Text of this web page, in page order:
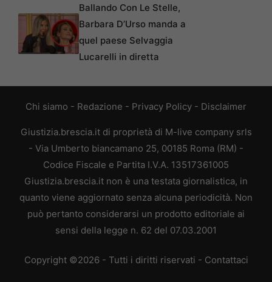
Ballando Con Le Stelle,
Barbara D’Urso manda a
quel paese Selvaggia
Lucarelli in diretta
Chi siamo - Redazione - Privacy Policy - Disclaimer
Giustizia.brescia.it di proprietà di M-live company srls
- Via Umberto biancamano 25, 00185 Roma (RM) -
Codice Fiscale e Partita I.V.A. 13517361005
Giustizia.brescia.it non è una testata giornalistica, in
quanto viene aggiornato senza alcuna periodicità. Non
può pertanto considerarsi un prodotto editoriale ai
sensi della legge n. 62 del 07.03.2001
Copyright ©2026 - Tutti i diritti riservati - Contattaci